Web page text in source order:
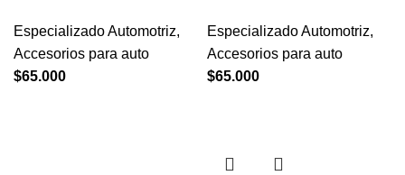
Especializado Automotriz,
Accesorios para auto
$65.000
Especializado Automotriz,
Accesorios para auto
$65.000